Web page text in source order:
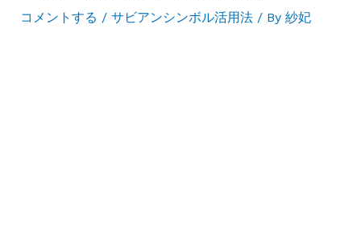
コメントする / サビアンシンボル活用法/ By 紗妃